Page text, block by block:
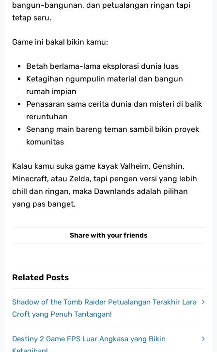
bangun-bangunan, dan petualangan ringan tapi
tetap seru.
Game ini bakal bikin kamu:
Betah berlama-lama eksplorasi dunia luas
Ketagihan ngumpulin material dan bangun
rumah impian
Penasaran sama cerita dunia dan misteri di balik
reruntuhan
Senang main bareng teman sambil bikin proyek
komunitas
Kalau kamu suka game kayak Valheim, Genshin,
Minecraft, atau Zelda, tapi pengen versi yang lebih
chill dan ringan, maka Dawnlands adalah pilihan
yang pas banget.
Share with your friends
Related Posts
Shadow of the Tomb Raider Petualangan Terakhir Lara
Croft yang Penuh Tantangan!
Destiny 2 Game FPS Luar Angkasa yang Bikin